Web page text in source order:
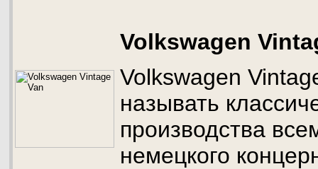
Volkswagen
Volkswagen
называть
производства
немецкого